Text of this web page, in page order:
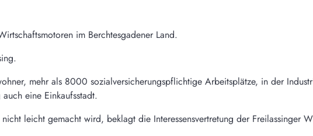
im Berchtesgadener Land.
mehr als 8000 sozialversicherungspflichtige Arbeitsplätze, in der
eine Einkaufsstadt.
leicht gemacht wird, beklagt die Interessensvertretung der Freilassinger